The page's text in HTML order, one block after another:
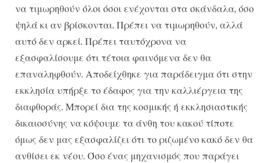
να τιμωρηθούν όλοι όσοι ενέχονται στα σκάνδαλα, όσο
ψηλά κι αν βρίσκονται. Πρέπει να τιμωρηθούν, αλλά
αυτό δεν αρκεί. Πρέπει ταυτόχρονα να
εξασφαλίσουμε ότι τέτοια φαινόμενα δεν θα
επαναληφθούν. Αποδείχθηκε για παράδειγμα ότι στην
εκκλησία υπήρξε το έδαφος για την καλλιέργεια της
διαφθοράς. Μπορεί δια της κοσμικής ή εκκλησιαστικής
δικαιοσύνης να κόψουμε τα άνθη του κακού τίποτε
όμως δεν μας εξασφαλίζει ότι το ριζωμένο κακό δεν θα
ανθίσει εκ νέου. Όσο ένας μηχανισμός που παράγει